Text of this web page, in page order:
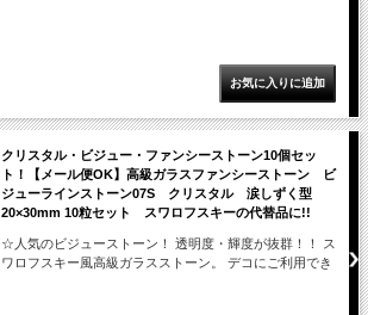
クリスタル・ビジュー・ファンシーストーン10個セッ
ト！【メール便OK】高級ガラスファンシーストーン ビ
ジューラインストーン07S クリスタル 涙しずく型
20×30mm 10粒セット スワロフスキーの代替品に!!
☆人気のビジューストーン！ 透明度・輝度が抜群！！ ス
ワロフスキー風高級ガラスストーン。 デコにご利用でき